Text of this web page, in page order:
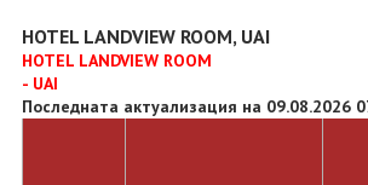
HOTEL LANDVIEW ROOM, UAI
HOTEL LANDVIEW ROOM
- UAI
Последната актуализация на 09.08.2026